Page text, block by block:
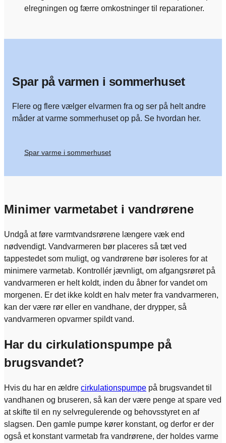
elregningen og færre omkostninger til reparationer.
Spar på varmen i sommerhuset
Flere og flere vælger elvarmen fra og ser på helt andre
måder at varme sommerhuset op på. Se hvordan her.
Spar varme i sommerhuset
Minimer varmetabet i vandrørene
Undgå at føre varmtvandsrørene længere væk end
nødvendigt. Vandvarmeren bør placeres så tæt ved
tappestedet som muligt, og vandrørene bør isoleres for at
minimere varmetab. Kontrollér jævnligt, om afgangsrøret på
vandvarmeren er helt koldt, inden du åbner for vandet om
morgenen. Er det ikke koldt en halv meter fra vandvarmeren,
kan der være rør eller en vandhane, der drypper, så
vandvarmeren opvarmer spildt vand.
Har du cirkulationspumpe på
brugsvandet?
Hvis du har en ældre cirkulationspumpe på brugsvandet til
vandhanen og bruseren, så kan der være penge at spare ved
at skifte til en ny selvregulerende og behovsstyret en af
slagsen. Den gamle pumpe kører konstant, og derfor er der
også et konstant varmetab fra vandrørene, der holdes varme